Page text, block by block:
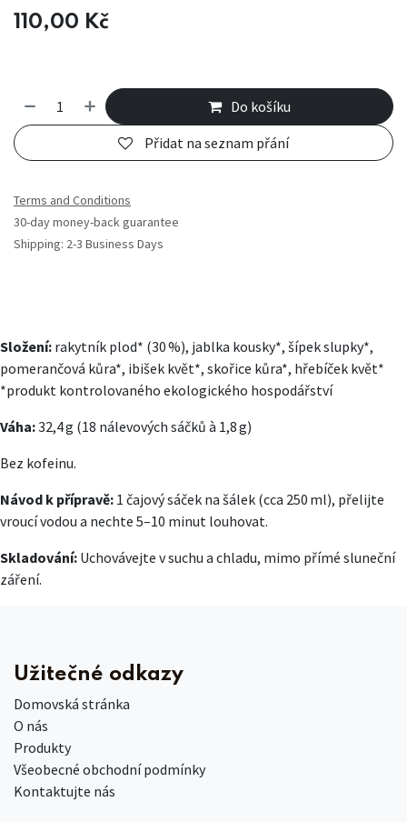
110,00 Kč
Do košíku
Přidat na seznam přání
Terms and Conditions
30-day money-back guarantee
Shipping: 2-3 Business Days
Složení: rakytník plod* (30 %), jablka kousky*, šípek slupky*,
pomerančová kůra*, ibišek květ*, skořice kůra*, hřebíček květ*
*produkt kontrolovaného ekologického hospodářství
Váha:32,4 g (18 nálevových sáčků à 1,8 g)
Bez kofeinu.
Návod k přípravě: 1 čajový sáček na šálek (cca 250 ml), přelijte
vroucí vodou a nechte 5–10 minut louhovat.
Skladování: Uchovávejte v suchu a chladu, mimo přímé sluneční
záření.
Užitečné odkazy
Domovská stránka
O nás
Produkty
Všeobecné obchodní podmínky
Kontaktujte nás